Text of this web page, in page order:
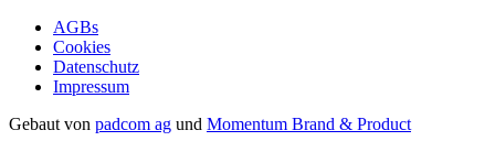
AGBs
Cookies
Datenschutz
Impressum
Gebaut von padcom ag und Momentum Brand & Product